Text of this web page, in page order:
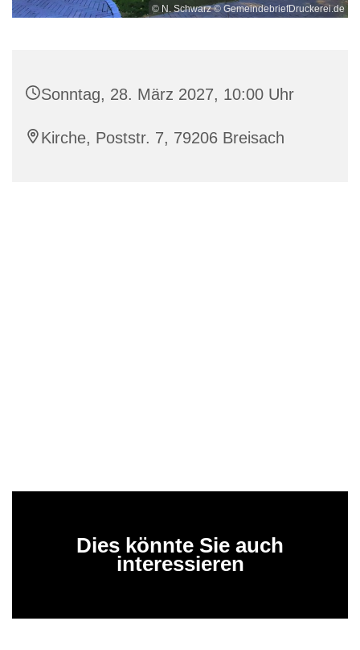
© N. Schwarz © GemeindebriefDruckerei.de
Sonntag, 28. März 2027, 10:00 Uhr
Kirche, Poststr. 7, 79206 Breisach
Dies könnte Sie auch
interessieren